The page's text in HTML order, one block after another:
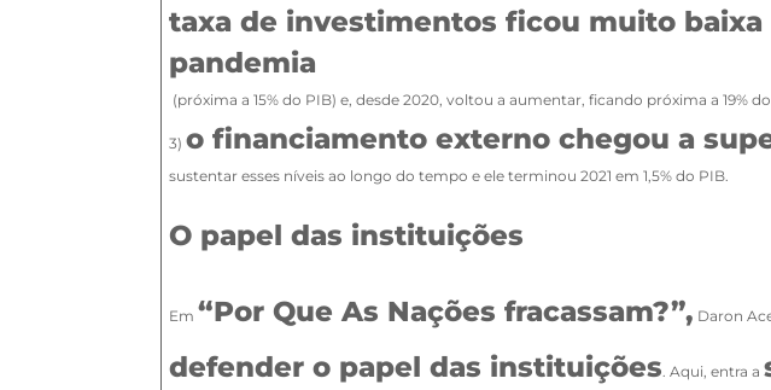
taxa de investimentos ficou muito
pandemia
(próxima a 15% do PIB) e, desde 2020, voltou a aumentar, ficando próxima a 19%
3)o financiamento externo chegou a
sustentar esses níveis ao longo do tempo e ele terminou 2021 em 1,5% do PIB.
O papel das instituições
Em “Por Que As Nações fracassam?”, Daron
defender o papel das instituições . Aqui, entra a